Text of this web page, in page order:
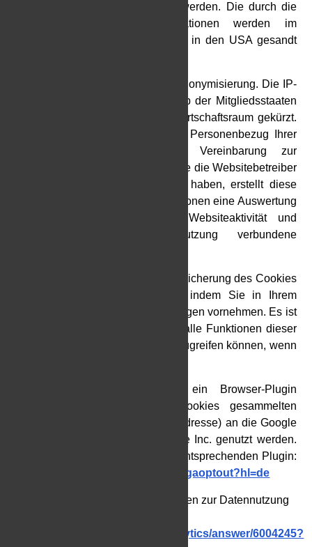
auf Ihrem Endgerät gespeichert werden. Die durch die
Cookies gesammelten Informationen werden im
Regelfall an einen Google-Server in den USA gesandt
Auf dieser Website greift die IP-Anonymisierung. Die IP-
Adresse der Nutzer wird innerhalb der Mitgliedsstaaten
der EU und des Europäischen Wirtschaftsraum gekürzt.
Durch diese Kürzung entfällt der Personenbezug Ihrer
IP-Adresse. Im Rahmen der Vereinbarung zur
Auftragsdatenvereinbarung, welche die Websitebetreiber
mit der Google Inc. geschlossen haben, erstellt diese
mithilfe der gesammelten Informationen eine Auswertung
der Websitenutzung und der Websiteaktivität und
erbringt mit der Internetnutzung verbundene
Sie haben die Möglichkeit, die Speicherung des Cookies
auf Ihrem Gerät zu verhindern, indem Sie in Ihrem
Browser entsprechende Einstellungen vornehmen. Es ist
nicht gewährleistet, dass Sie auf alle Funktionen dieser
Website ohne Einschränkungen zugreifen können, wenn
Weiterhin können Sie durch ein Browser-Plugin
verhindern, dass die durch Cookies gesammelten
Informationen (inklusive Ihrer IP-Adresse) an die Google
Inc. gesendet und von der Google Inc. genutzt werden.
Folgender Link führt Sie zu dem entsprechenden Plugin:
https://tools.google.com/dlpage/gaoptout?hl=de
Hier finden Sie weitere Informationen zur Datennutzung
https://support.google.com/analytics/answer/6004245?